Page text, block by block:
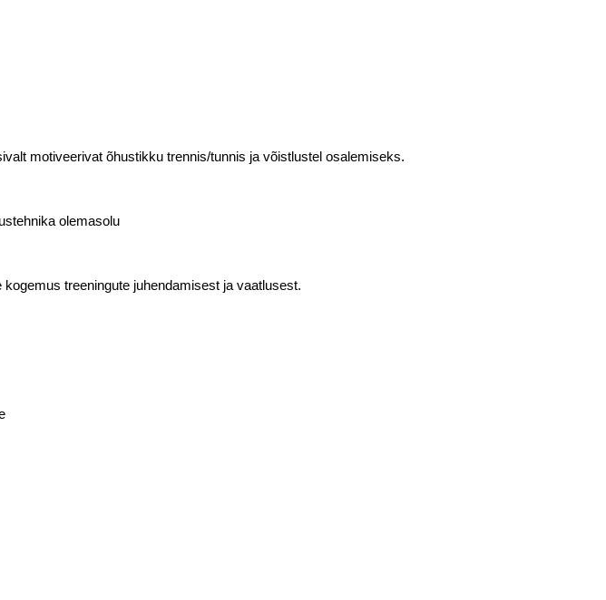
motiveerivat õhustikku trennis/tunnis ja võistlustel osalemiseks.
olemasolu
treeningute juhendamisest ja vaatlusest.